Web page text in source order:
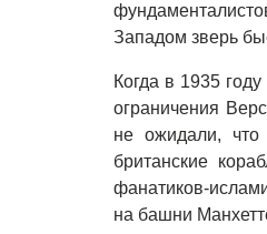
Западом зверь
Когда в 1935
ограничения
не ожидали, что
британские
фанатиков-
на башни